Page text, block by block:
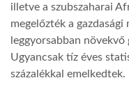
illetve a szubszaharai
megelőzték a
leggyorsabban
Ugyancsak tíz éves
százalékkal emelkedtek.